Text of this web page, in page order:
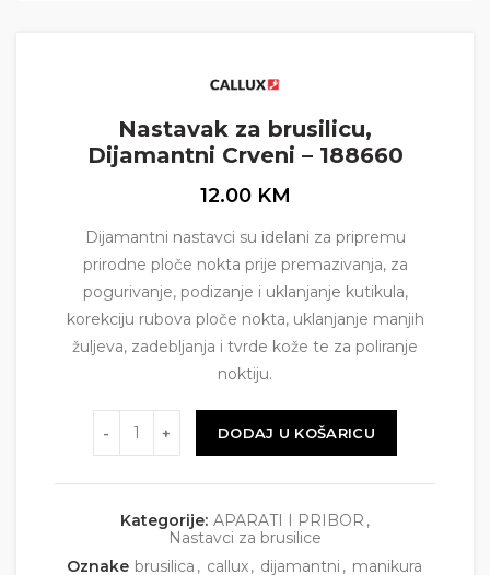
Nastavak za brusilicu,
Dijamantni Crveni – 188660
12.00 KM
Dijamantni nastavci su idelani za pripremu
prirodne ploče nokta prije premazivanja, za
pogurivanje, podizanje i uklanjanje kutikula,
korekciju rubova ploče nokta, uklanjanje manjih
žuljeva, zadebljanja i tvrde kože te za poliranje
noktiju.
DODAJ U KOŠARICU
Kategorije: APARATI I PRIBOR ,
Nastavci za brusilice
Oznake brusilica , callux, dijamantni , manikura